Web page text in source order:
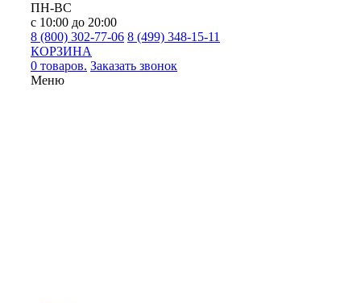
ПН-ВС
с 10:00 до 20:00
8 (800) 302-77-06 8 (499) 348-15-11
КОРЗИНА
0 товаров. Заказать звонок
Меню